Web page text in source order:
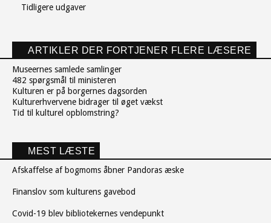
Tidligere udgaver
ARTIKLER DER FORTJENER FLERE LÆSERE
Museernes samlede samlinger
482 spørgsmål til ministeren
Kulturen er på borgernes dagsorden
Kulturerhvervene bidrager til øget vækst
Tid til kulturel opblomstring?
MEST LÆSTE
Afskaffelse af bogmoms åbner Pandoras æske
Finanslov som kulturens gavebod
Covid-19 blev bibliotekernes vendepunkt